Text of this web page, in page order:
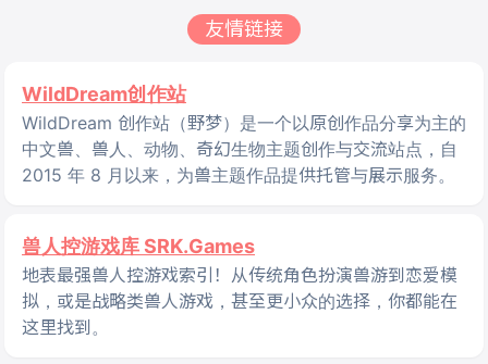
友情链接
WildDream创作站
WildDream 创作站（野梦）是一个以原创作品分享为主的
中文兽、兽人、动物、奇幻生物主题创作与交流站点，自
2015 年 8 月以来，为兽主题作品提供托管与展示服务。
兽人控游戏库 SRK.Games
地表最强兽人控游戏索引！从传统角色扮演兽游到恋爱模
拟，或是战略类兽人游戏，甚至更小众的选择，你都能在
这里找到。